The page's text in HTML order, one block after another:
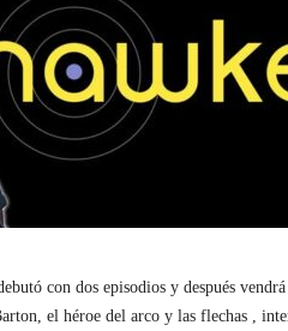
con dos episodios y después
el héroe del arco y las flechas ,